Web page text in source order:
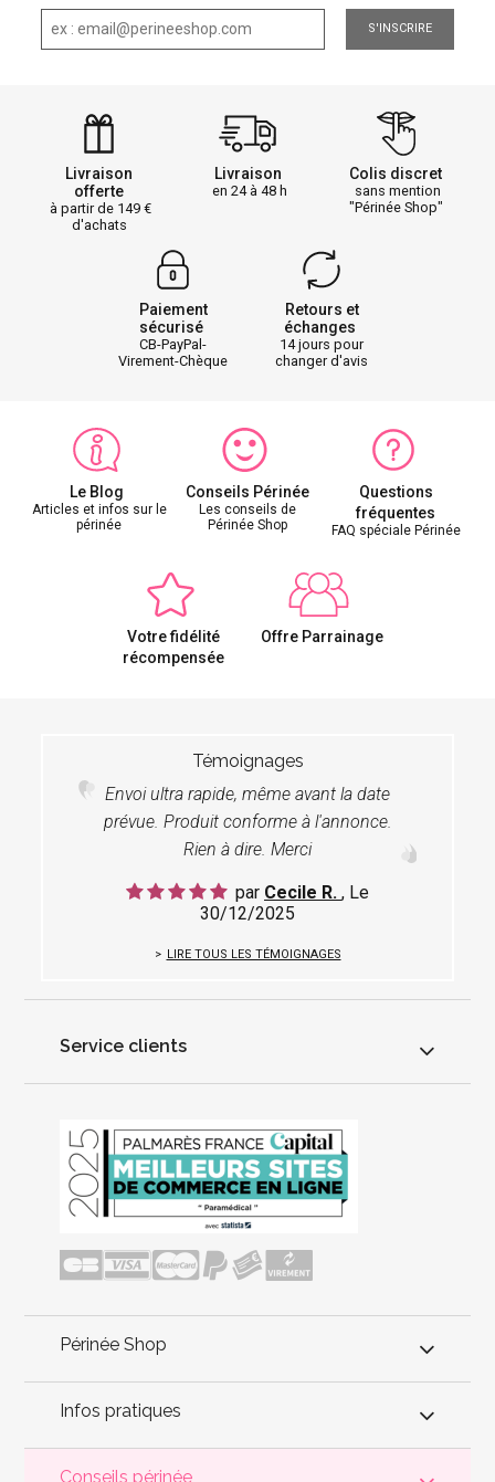
S'INSCRIRE
Livraison
offerte
à partir de 149
d'achats
Livraison
en 24 à 48 h
Colis discret
sans mention
"Périnée Shop"
Paiement
sécurisé
CB-PayPal-
Virement-Chèque
Retours et
échanges
14 jours pour
changer d'avis
Le Blog
Articles et infos sur le
périnée
Conseils Périnée
Les conseils de
Périnée Shop
Questions
fréquentes
FAQ spéciale Périnée
Votre fidélité
récompensée
Offre Parrainage
Témoignages
Envoi ultra rapide, même avant la date
prévue. Produit conforme à l'annonce.
Rien à dire. Merci
par Cecile R. , Le
30/12/2025
LIRE TOUS LES TÉMOIGNAGES
Service clients
Périnée Shop
Infos pratiques
Conseils périnée